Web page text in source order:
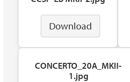
Download
CONCERTO_20A_MKII-
1.jpg